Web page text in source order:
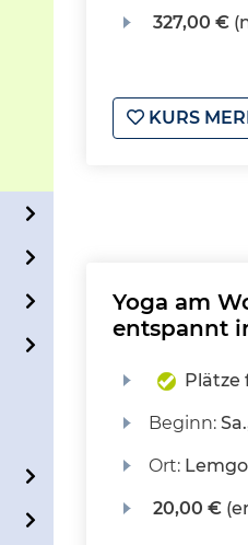
327,00 €
KURS
Yoga am
entspannt
Plätze
Beginn: Sa.
Ort:
20,00 €